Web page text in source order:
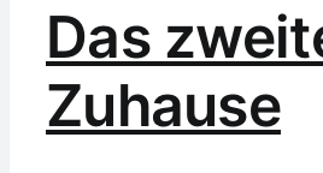
Das
Zuhause